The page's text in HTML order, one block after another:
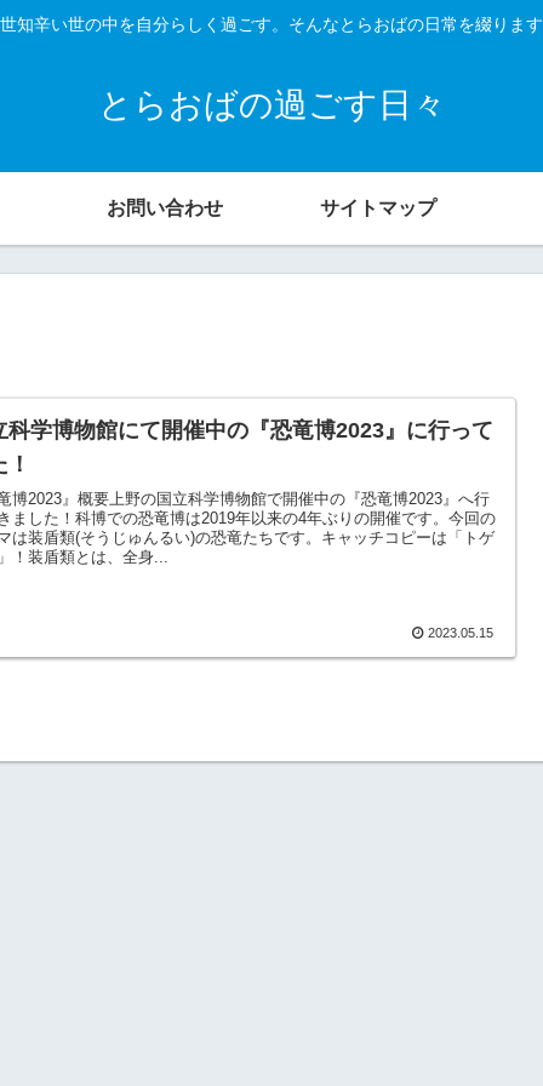
世知辛い世の中を自分らしく過ごす。そんなとらおばの日常を綴ります
とらおばの過ごす日々
お問い合わせ サイトマップ
科学博物館にて開催中の『恐竜博2023』に行って
博2023』概要上野の国立科学博物館で開催中の『恐竜博2023』へ行
ました！科博での恐竜博は2019年以来の4年ぶりの開催です。今回の
は装盾類(そうじゅんるい)の恐竜たちです。キャッチコピーは「トゲ
！装盾類とは、全身...
2023.05.15